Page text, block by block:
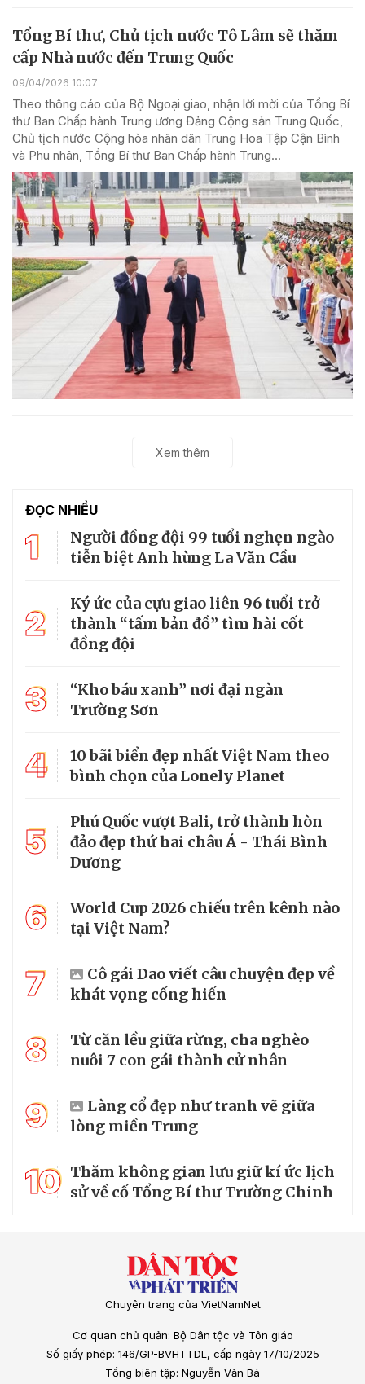
Tổng Bí thư, Chủ tịch nước Tô Lâm sẽ thăm
cấp Nhà nước đến Trung Quốc
09/04/2026 10:07
Theo thông cáo của Bộ Ngoại giao, nhận lời mời của Tổng Bí
thư Ban Chấp hành Trung ương Đảng Cộng sản Trung Quốc,
Chủ tịch nước Cộng hòa nhân dân Trung Hoa Tập Cận Bình
và Phu nhân, Tổng Bí thư Ban Chấp hành Trung...
Xem thêm
ĐỌC NHIỀU
1
Người đồng đội 99 tuổi nghẹn ngào
tiễn biệt Anh hùng La Văn Cầu
2
Ký ức của cựu giao liên 96 tuổi trở
thành “tấm bản đồ” tìm hài cốt
đồng đội
3
“Kho báu xanh” nơi đại ngàn
Trường Sơn
4
10 bãi biển đẹp nhất Việt Nam theo
bình chọn của Lonely Planet
5
Phú Quốc vượt Bali, trở thành hòn
đảo đẹp thứ hai châu Á - Thái Bình
Dương
6
World Cup 2026 chiếu trên kênh nào
tại Việt Nam?
7
Cô gái Dao viết câu chuyện đẹp về
khát vọng cống hiến
8
Từ căn lều giữa rừng, cha nghèo
nuôi 7 con gái thành cử nhân
9
Làng cổ đẹp như tranh vẽ giữa
lòng miền Trung
10 Thăm không gian lưu giữ kí ức lịch
sử về cố Tổng Bí thư Trường Chinh
Chuyên trang của VietNamNet
Cơ quan chủ quản: Bộ Dân tộc và Tôn giáo
Số giấy phép: 146/GP-BVHTTDL, cấp ngày 17/10/2025
Tổng biên tập: Nguyễn Văn Bá